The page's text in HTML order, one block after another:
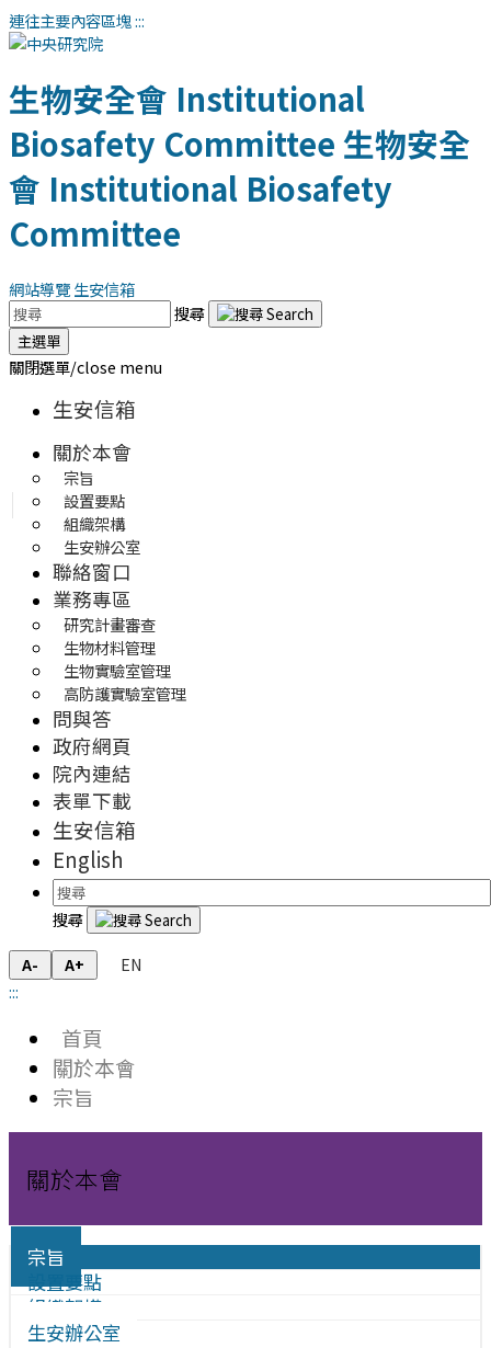
連往主要內容區塊:::
生物安全會 Institutional
Biosafety Committee生物安全
會 Institutional Biosafety
Committee
網站導覽生安信箱
搜尋
主選單
關閉選單/close menu
生安信箱
關於本會
宗旨
設置要點
組織架構
生安辦公室
聯絡窗口
業務專區
研究計畫審查
生物材料管理
生物實驗室管理
高防護實驗室管理
問與答
政府網頁
院內連結
表單下載
生安信箱
English
搜尋
A- A+
EN
:::
首頁
關於本會
宗旨
關於本會
宗旨
設置要點
組織架構
生安辦公室